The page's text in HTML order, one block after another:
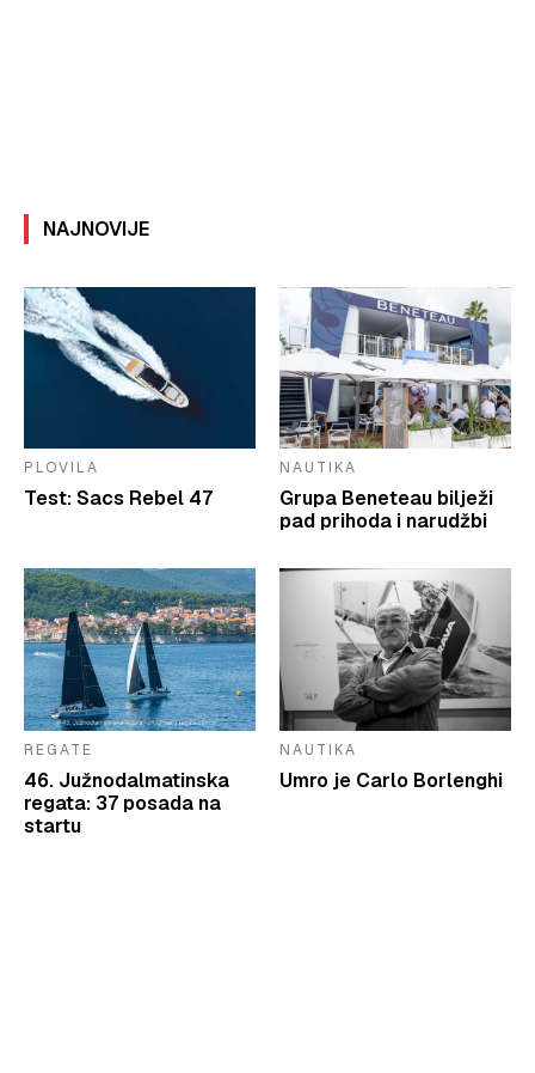
NAJNOVIJE
PLOVILA
Test: Sacs Rebel 47
NAUTIKA
Grupa Beneteau bilježi
pad prihoda i narudžbi
REGATE
46. Južnodalmatinska
regata: 37 posada na
startu
NAUTIKA
Umro je Carlo Borlenghi